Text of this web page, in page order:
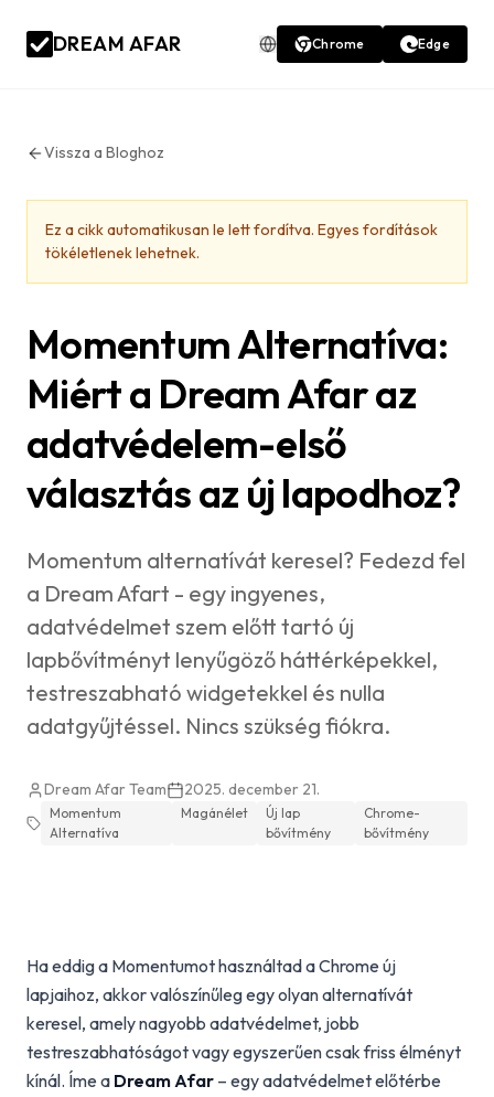
DREAM AFAR Chrome Edge
Vissza a Bloghoz
Ez a cikk automatikusan le lett fordítva. Egyes fordítások
tökéletlenek lehetnek.
Momentum Alternatíva:
Miért a Dream Afar az
adatvédelem-első
választás az új lapodhoz?
Momentum alternatívát keresel? Fedezd fel
a Dream Afart - egy ingyenes,
adatvédelmet szem előtt tartó új
lapbővítményt lenyűgöző háttérképekkel,
testreszabható widgetekkel és nulla
adatgyűjtéssel. Nincs szükség fiókra.
Dream Afar Team 2025. december 21.
Momentum
Alternatíva
Magánélet
Új lap
bővítmény
Chrome-
bővítmény
Ha eddig a Momentumot használtad a Chrome új
lapjaihoz, akkor valószínűleg egy olyan alternatívát
keresel, amely nagyobb adatvédelmet, jobb
testreszabhatóságot vagy egyszerűen csak friss élményt
kínál. Íme a Dream Afar – egy adatvédelmet előtérbe